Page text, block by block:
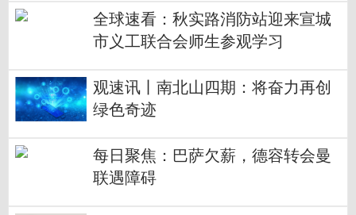
全球速看：秋实路消防站迎来宣城
市义工联合会师生参观学习
观速讯丨南北山四期：将奋力再创
绿色奇迹
每日聚焦：巴萨欠薪，德容转会曼
联遇障碍